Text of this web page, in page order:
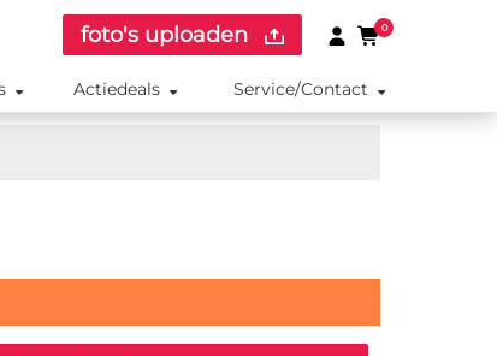
foto's uploaden 0
Actiedeals Service/Contact